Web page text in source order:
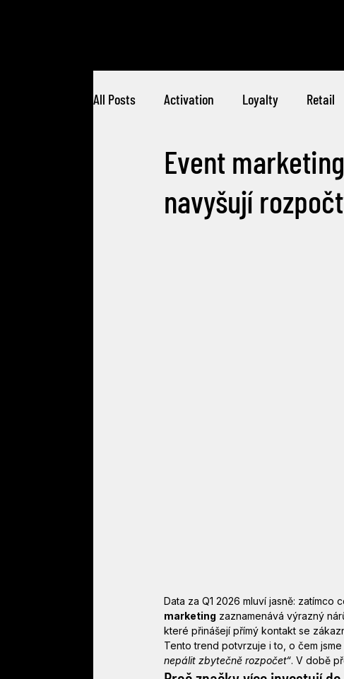
All Posts Activation Loyalty Retail
Event
navyšují
Data za Q1 2026 mluví jasně:
marketing zaznamenává výrazný
které přinášejí přímý kontakt se
Tento trend potvrzuje i to, o čem
nepálit zbytečně rozpočet“. V době